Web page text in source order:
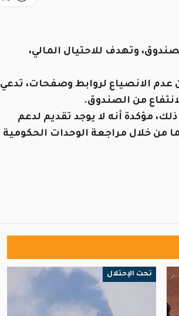
وتهدف للاحتيال المالي،
عدم الانصياع لروابط وصفحات، تدعي
من الصندوق.
مؤكدة أنه لا يوجد تقديم لدعم
من خلال مراجعة الوحدات الحكومية
تحت الإحتلال